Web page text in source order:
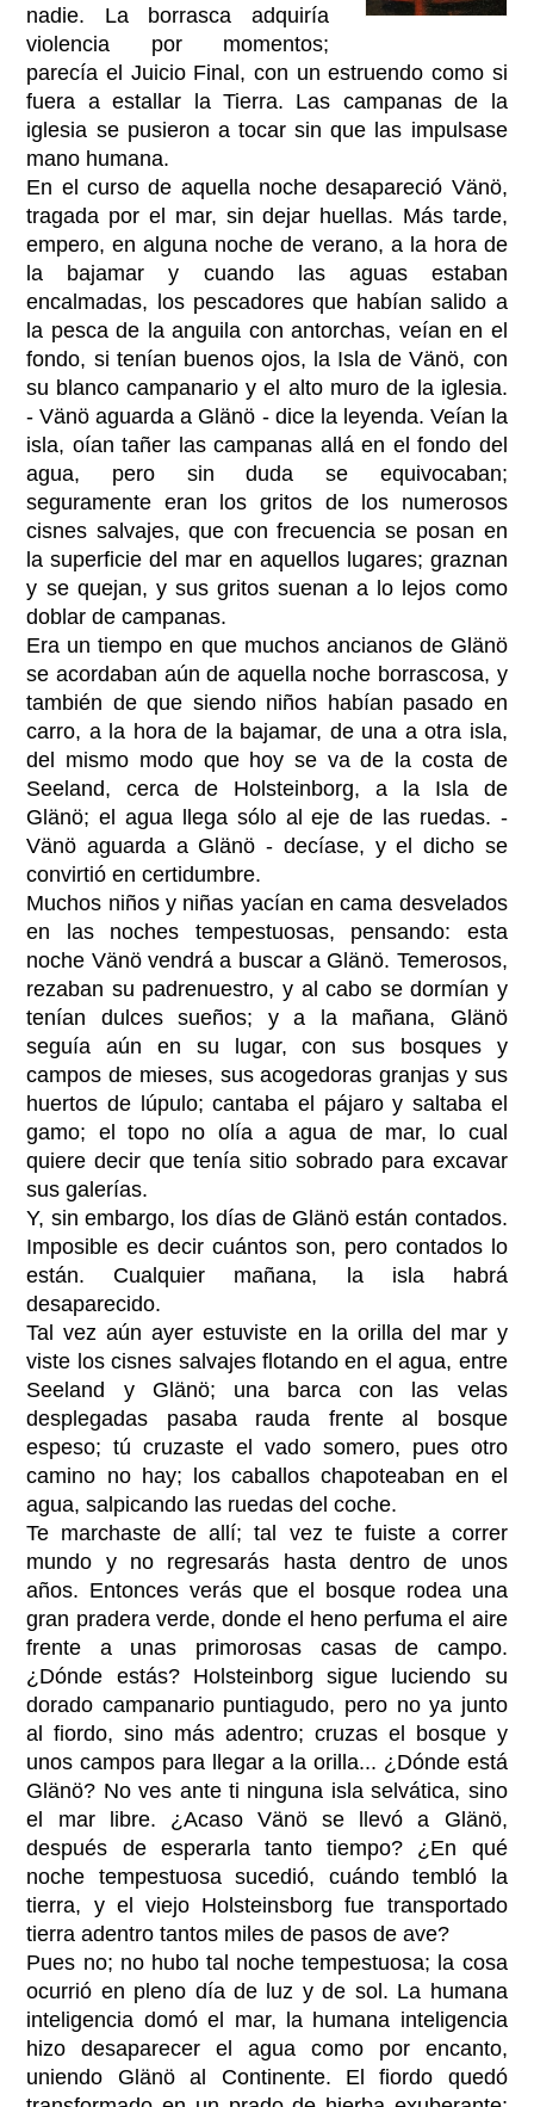
nadie. La borrasca adquiría
violencia por momentos;
parecía el Juicio Final, con un estruendo como si
fuera a estallar la Tierra. Las campanas de la
iglesia se pusieron a tocar sin que las impulsase
mano humana.
En el curso de aquella noche desapareció Vänö,
tragada por el mar, sin dejar huellas. Más tarde,
empero, en alguna noche de verano, a la hora de
la bajamar y cuando las aguas estaban
encalmadas, los pescadores que habían salido a
la pesca de la anguila con antorchas, veían en el
fondo, si tenían buenos ojos, la Isla de Vänö, con
su blanco campanario y el alto muro de la iglesia.
- Vänö aguarda a Glänö - dice la leyenda. Veían la
isla, oían tañer las campanas allá en el fondo del
agua, pero sin duda se equivocaban;
seguramente eran los gritos de los numerosos
cisnes salvajes, que con frecuencia se posan en
la superficie del mar en aquellos lugares; graznan
y se quejan, y sus gritos suenan a lo lejos como
doblar de campanas.
Era un tiempo en que muchos ancianos de Glänö
se acordaban aún de aquella noche borrascosa, y
también de que siendo niños habían pasado en
carro, a la hora de la bajamar, de una a otra isla,
del mismo modo que hoy se va de la costa de
Seeland, cerca de Holsteinborg, a la Isla de
Glänö; el agua llega sólo al eje de las ruedas. -
Vänö aguarda a Glänö - decíase, y el dicho se
convirtió en certidumbre.
Muchos niños y niñas yacían en cama desvelados
en las noches tempestuosas, pensando: esta
noche Vänö vendrá a buscar a Glänö. Temerosos,
rezaban su padrenuestro, y al cabo se dormían y
tenían dulces sueños; y a la mañana, Glänö
seguía aún en su lugar, con sus bosques y
campos de mieses, sus acogedoras granjas y sus
huertos de lúpulo; cantaba el pájaro y saltaba el
gamo; el topo no olía a agua de mar, lo cual
quiere decir que tenía sitio sobrado para excavar
sus galerías.
Y, sin embargo, los días de Glänö están contados.
Imposible es decir cuántos son, pero contados lo
están. Cualquier mañana, la isla habrá
desaparecido.
Tal vez aún ayer estuviste en la orilla del mar y
viste los cisnes salvajes flotando en el agua, entre
Seeland y Glänö; una barca con las velas
desplegadas pasaba rauda frente al bosque
espeso; tú cruzaste el vado somero, pues otro
camino no hay; los caballos chapoteaban en el
agua, salpicando las ruedas del coche.
Te marchaste de allí; tal vez te fuiste a correr
mundo y no regresarás hasta dentro de unos
años. Entonces verás que el bosque rodea una
gran pradera verde, donde el heno perfuma el aire
frente a unas primorosas casas de campo.
¿Dónde estás? Holsteinborg sigue luciendo su
dorado campanario puntiagudo, pero no ya junto
al fiordo, sino más adentro; cruzas el bosque y
unos campos para llegar a la orilla... ¿Dónde está
Glänö? No ves ante ti ninguna isla selvática, sino
el mar libre. ¿Acaso Vänö se llevó a Glänö,
después de esperarla tanto tiempo? ¿En qué
noche tempestuosa sucedió, cuándo tembló la
tierra, y el viejo Holsteinsborg fue transportado
tierra adentro tantos miles de pasos de ave?
Pues no; no hubo tal noche tempestuosa; la cosa
ocurrió en pleno día de luz y de sol. La humana
inteligencia domó el mar, la humana inteligencia
hizo desaparecer el agua como por encanto,
uniendo Glänö al Continente. El fiordo quedó